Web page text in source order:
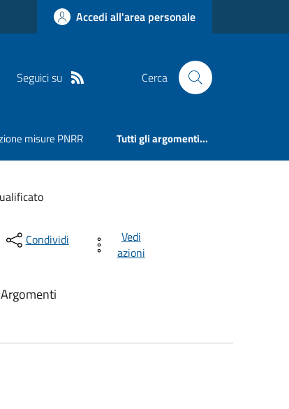
Accedi all'area personale
Seguici su Cerca
misure PNRR Tutti gli argomenti...
Condividi
Vedi
azioni
Argomenti